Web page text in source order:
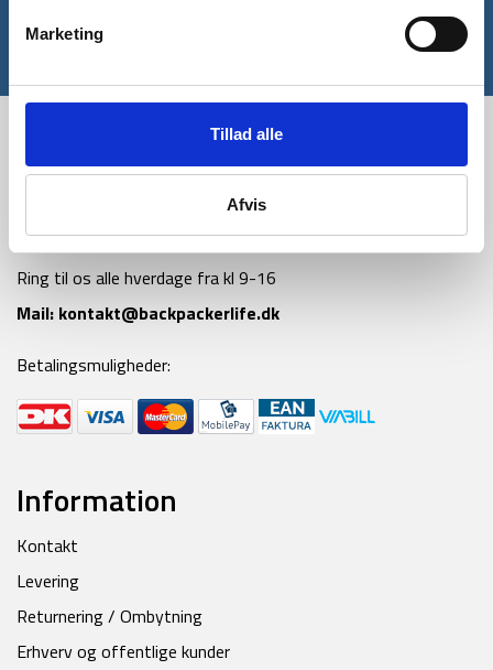
Marketing
Tillad alle
Afvis
Tlf:42 55 59 19
Ring til os alle hverdage fra kl 9-16
Mail: kontakt@backpackerlife.dk
Betalingsmuligheder:
Information
Kontakt
Levering
Returnering / Ombytning
Erhverv og offentlige kunder